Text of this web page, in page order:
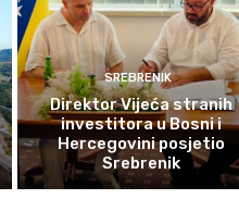
SREBRENIK
Direktor Vijeća stranih
investitora u Bosni i
Hercegovini posjetio
Srebrenik